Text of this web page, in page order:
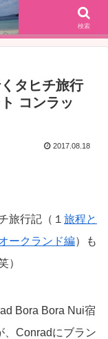
意、絶景や美味しいもの
ログ
タヒチ旅行
コンラッ
2017.08.18
旅行記（１ 旅程と
ークランド編）も
）
Bora Bora Nui宿
、Conradにブラン
検索